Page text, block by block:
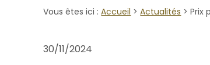
Vous êtes ici : Accueil >Actualités >
30/11/2024